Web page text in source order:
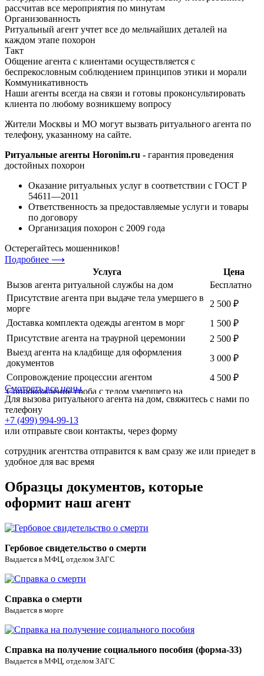
рассчитав все мероприятия по минутам
Организованность
Ритуальный агент учтет все до мельчайших деталей на
каждом этапе похорон
Такт
Общение агента с клиентами осуществляется с
беспрекословным соблюдением принципов этики и морали
Коммуникативность
Наши агенты всегда на связи и готовы проконсультировать
клиента по любому возникшему вопросу
Жители Москвы и МО могут вызвать ритуального агента по
телефону, указанному на сайте.
Ритуальные агенты Horonim.ru - гарантия проведения
достойных похорон
Оказание ритуальных услуг в соответствии с ГОСТ Р
54611—2011
Ответственность за предоставляемые услуги и товары
по договору
Организация похорон с 2009 года
Остерегайтесь мошенников!
Подробнее ⟶
Услуга
Цена
Вызов агента ритуальной службы на дом
Бесплатно
Присутствие агента при выдаче тела умершего в
морге
2 500 ₽
Доставка комплекта одежды агентом в морг
1 500 ₽
Присутствие агента на траурной церемонии
2 500 ₽
Выезд агента на кладбище для оформления
документов
3 000 ₽
Сопровождение процессии агентом
4 500 ₽
Сопровождение гроба с телом умершего на
кремацию без родственников, оформление
документов, получение урны с прахом
8 000 ₽
Комплекс услуг по подготовке праха к от правке,
включая акт о невложении
Сдача/получение транспортировочного объекта/
ящика на/из терминала аэропорта
12 500 ₽
доставка заказчику
Получение гербового свидетельства о смерти и
доставка заказчику
морге
Организация перевода паспорта иностранных
граждан
перевозки гроба в другой город/страну ближнего
Оформление и получение документов для
перевозки гроба в страну дальнего зарубежья
Оформление заказа на приобретение предметов
ритуала
Оформление заказа на доставку предметов
ритуала
1 000 ₽
Смотреть все цены
Для вызова ритуального агента на дом, свяжитесь с нами по
телефону
+7 (499) 994-99-13
или отправьте свои контакты, через форму
сотрудник агентства отправится к вам сразу же или приедет в
удобное для вас время
Образцы документов, которые
оформит наш агент
Гербовое свидетельство о смерти
Выдается в МФЦ, отделом ЗАГС
Справка о смерти
Выдается в морге
Справка на получение социального пособия (форма-33)
Выдается в МФЦ, отделом ЗАГС